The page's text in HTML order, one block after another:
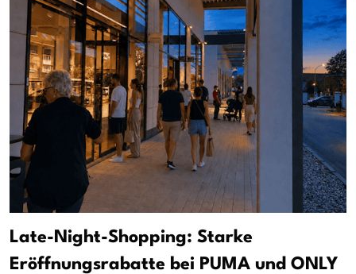
Late-Night-Shopping: Starke
Eröffnungsrabatte bei PUMA und ONLY